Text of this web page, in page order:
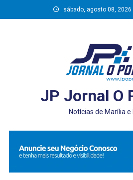
to
sábado, agosto 08, 2026
JP Jornal O
Notícias de Marília e